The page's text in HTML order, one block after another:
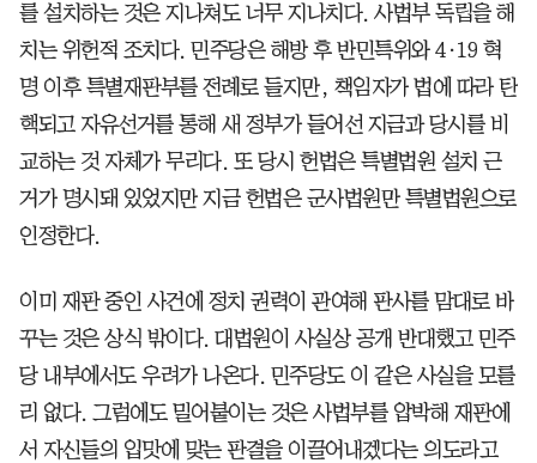
를 설치하는 것은 지나쳐도 너무 지나치다. 사법부 독립을 해
치는 위헌적 조치다. 민주당은 해방 후 반민특위와 4·19 혁
명 이후 특별재판부를 전례로 들지만, 책임자가 법에 따라 탄
핵되고 자유선거를 통해 새 정부가 들어선 지금과 당시를 비
교하는 것 자체가 무리다. 또 당시 헌법은 특별법원 설치 근
거가 명시돼 있었지만 지금 헌법은 군사법원만 특별법원으로
인정한다.
이미 재판 중인 사건에 정치 권력이 관여해 판사를 맘대로 바
꾸는 것은 상식 밖이다. 대법원이 사실상 공개 반대했고 민주
당 내부에서도 우려가 나온다. 민주당도 이 같은 사실을 모를
리 없다. 그럼에도 밀어붙이는 것은 사법부를 압박해 재판에
서 자신들의 입맛에 맞는 판결을 이끌어내겠다는 의도라고